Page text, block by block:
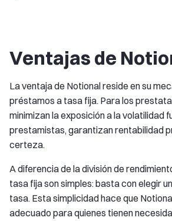
Ventajas de
La ventaja de Notional reside en su
préstamos a tasa fija. Para los
minimizan la exposición a la volatilidad
prestamistas, garantizan rentabilidad
certeza.
A diferencia de la división de
tasa fija son simples: basta con elegir
tasa. Esta simplicidad hace que
adecuado para quienes tienen